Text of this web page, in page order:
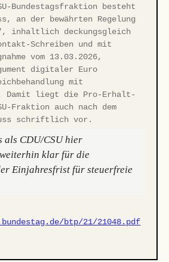
Bundestagsfraktion besteht
an der bewährten Regelung
inhaltlich deckungsgleich
Schreiben und mit
vom 13.03.2026,
digitaler Euro
mit
Damit liegt die Pro-Erhalt-
Fraktion auch nach dem
schriftlich vor.
als CDU/CSU hier
klar für die
Einjahresfrist für steuerfreie
btp/21/21048.pdf